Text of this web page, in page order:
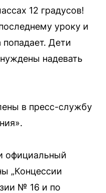
12 градусов!
уроку и
Дети
надевать
в пресс-службу
официальный
„Концессии
№ 16 и по